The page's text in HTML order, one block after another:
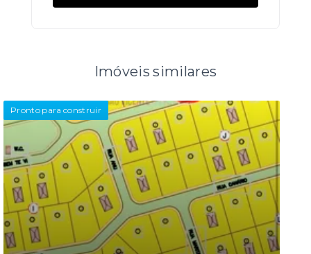
Imóveis similares
Pronto para construir